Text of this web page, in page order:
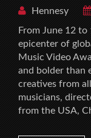
Hennesy
From June 12 to
epicenter of
Music Video
and bolder than
creatives from
musicians,
from the USA,